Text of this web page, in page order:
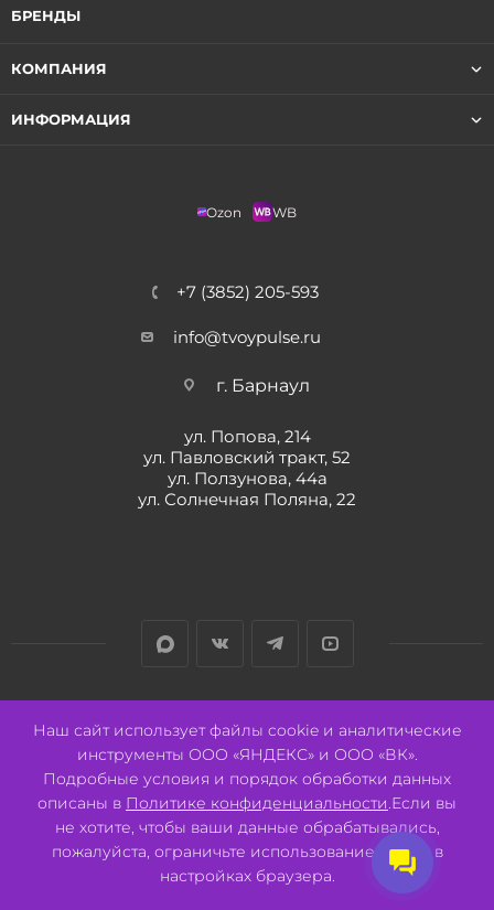
БРЕНДЫ
КОМПАНИЯ
ИНФОРМАЦИЯ
Ozon WB
+7 (3852) 205-593
info@tvoypulse.ru
г. Барнаул
ул. Попова, 214
ул. Павловский тракт, 52
ул. Ползунова, 44а
ул. Солнечная Поляна, 22
2026 © ООО "СВК"/ 656064 г. Барнаул, ул. Павловский тракт, 52.
ИНН 2221130516 ОГРН 1082221000531.
Pulse - сеть магазинов для активных
Разработано:Авалон
Наш сайт использует файлы cookie и аналитические
инструменты ООО «ЯНДЕКС» и ООО «ВК».
Подробные условия и порядок обработки данных
описаны в Политике конфиденциальности.Если вы
не хотите, чтобы ваши данные обрабатывались,
пожалуйста, ограничьте использование cookie в
настройках браузера.